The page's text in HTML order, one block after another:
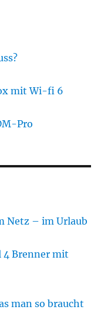
mit Wi-fi 6
Pro
Netz – im Urlaub
4 Brenner mit
man so braucht